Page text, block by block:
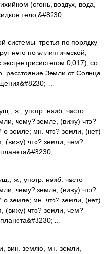
(огонь, воздух, вода,
тело,&#8230; …
системы, третья по порядку
него по эллиптической,
эксцентрисистетом 0,017), со
расстояние Земли от Солнца
…
ж., употр. наиб. часто
чему? земле, (вижу) что?
земле; мн. что? земли, (нет)
(вижу) что? земли, чем?
…
ж., употр. наиб. часто
чему? земле, (вижу) что?
земле; мн. что? земли, (нет)
(вижу) что? земли, чем?
…
вин. землю, мн. земли,